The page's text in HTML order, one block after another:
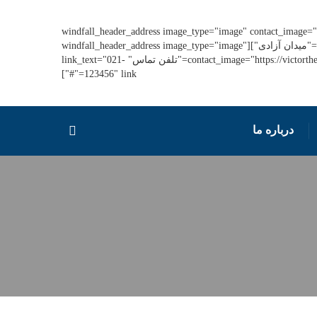
[windfall_header_address image_type="image"
main_text="ایران، تهران" link_text="میدان آزادی"][windfall_header_address image_type="image"
contact_image="https://victorthemes.com/themes/windfall/wp-content/uploads/2019/04/icon3@2x.png" main_text="تلفن تماس" link_text="021-
123456" link="#"]
درباره ما